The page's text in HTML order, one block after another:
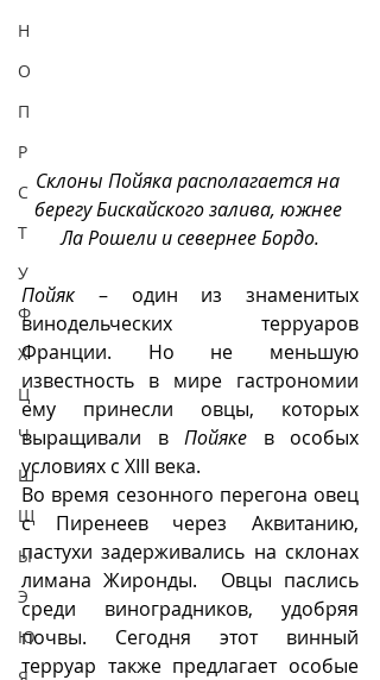
Н
О
П
Р
С
Т
У
Ф
Х
Ц
Ч
Ш
Щ
Ы
Э
Ю
Склоны Пойяка располагается на
берегу Бискайского залива, южнее
Ла Рошели и севернее Бордо.
Пойяк – один из знаменитых
винодельческих терруаров
Франции. Но не меньшую
известность в мире гастрономии
ему принесли овцы, которых
выращивали в Пойяке в особых
условиях с XIII века.
Во время сезонного перегона овец
с Пиренеев через Аквитанию,
пастухи задерживались на склонах
лимана Жиронды.  Овцы паслись
среди виноградников, удобряя
почвы. Сегодня этот винный
терруар также предлагает особые